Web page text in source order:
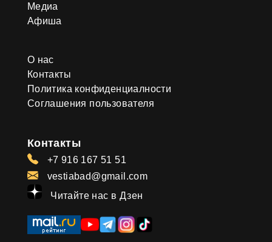
Медиа
Афиша
О нас
Контакты
Политика конфиденциалности
Соглашения пользователя
Контакты
+7 916 167 51 51
vestiabad@gmail.com
Читайте нас в Дзен